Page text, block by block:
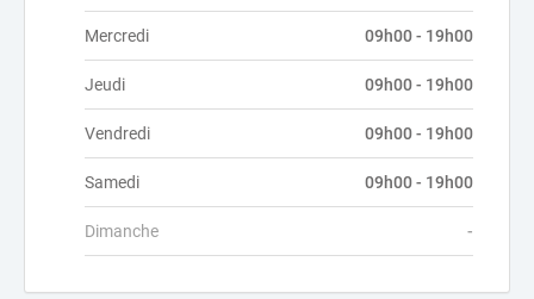
Mercredi 09h00 - 19h00
Jeudi 09h00 - 19h00
Vendredi 09h00 - 19h00
Samedi 09h00 - 19h00
Dimanche -